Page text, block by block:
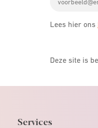
address
Lees hier ons
Deze site is
Services